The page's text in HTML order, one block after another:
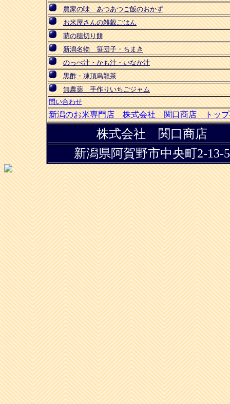
農家の味 あつあつご飯のおかず
お米屋さんの雑穀ごはん
萌の穂切り餅
新潟名物 笹団子・ちまき
のっぺ汁・かも汁・いなか汁
黒酢・凍頂烏龍茶
無農薬 手作りいちごジャム
問い合わせ
新潟のお米専門店 株式会社 関口商店 トッ
株式会社 関口商店
新潟県阿賀野市中央町2-13-5